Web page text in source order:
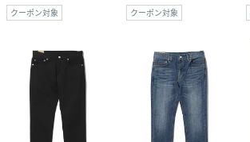
クーポン対象
クーポン対象